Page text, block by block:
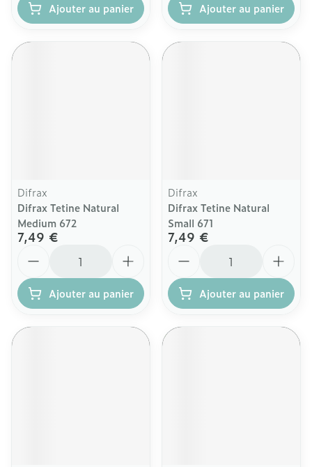
Ajouter au panier Ajouter au panier
Difrax
Difrax Tetine Natural
Medium 672
7,49 €
Ajouter au panier
Difrax
Difrax Tetine Natural
Small 671
7,49 €
Ajouter au panier